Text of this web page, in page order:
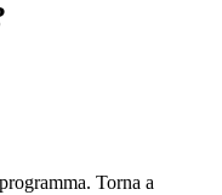
Torna a